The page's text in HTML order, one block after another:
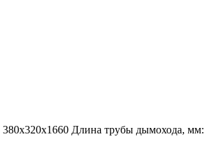
380х320х1660 Длина трубы дымохода, мм: